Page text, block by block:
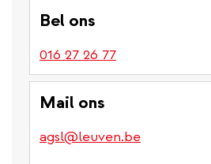
Bel ons
016 27 26 77
Mail ons
agsl@leuven.be